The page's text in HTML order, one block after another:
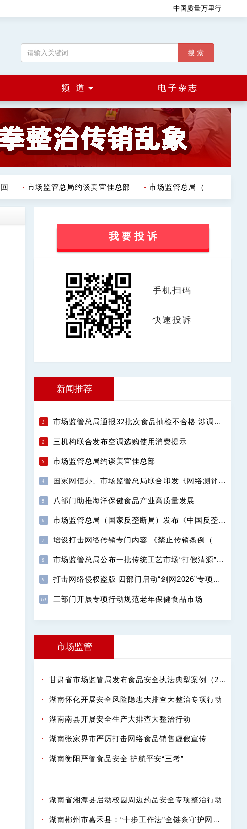
中国质量万里行
搜 索
频 道 电子杂志
市场监管总局约谈美宜佳总部 市场监管总局（国家反垄断
我 要 投 诉
手机扫码
快速投诉
新闻推荐
市场监管总局通报32批次食品抽检不合格 涉调味品饮料肉制品等13类
三机构联合发布空调选购使用消费提示
市场监管总局约谈美宜佳总部
国家网信办、市场监管总局联合印发《网络测评活动规范》
八部门助推海洋保健食品产业高质量发展
市场监管总局（国家反垄断局）发布《中国反垄断执法年度报告（2025）》
增设打击网络传销专门内容 《禁止传销条例（修订征求意见稿）》公开征求意见
市场监管总局公布一批传统工艺市场“打假清源”典型案例
打击网络侵权盗版 四部门启动“剑网2026”专项行动
三部门开展专项行动规范老年保健食品市场
市场监管
甘肃省市场监管局发布食品安全执法典型案例（2025-2026年度）
湖南怀化开展安全风险隐患大排查大整治专项行动
湖南南县开展安全生产大排查大整治行动
湖南张家界市严厉打击网络食品销售虚假宣传
湖南衡阳严管食品安全 护航平安“三考”
湖南省湘潭县启动校园周边药品安全专项整治行动
湖南郴州市嘉禾县：“十步工作法”全链条守护网络餐饮“舌尖安全”